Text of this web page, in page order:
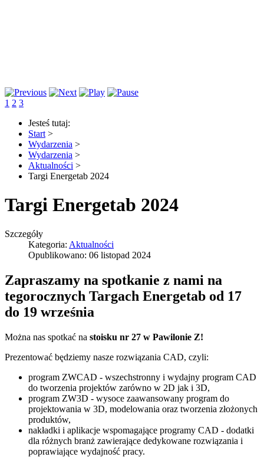
1 2 3
Jesteś tutaj:
Start >
Wydarzenia >
Wydarzenia >
Aktualności >
Targi Energetab 2024
Targi Energetab 2024
Szczegóły
Kategoria: Aktualności
Opublikowano: 06 listopad 2024
Zapraszamy na spotkanie z nami na
tegorocznych Targach Energetab od 17
do 19 września
Można nas spotkać na stoisku nr 27 w Pawilonie Z!
Prezentować będziemy nasze rozwiązania CAD, czyli:
program ZWCAD - wszechstronny i wydajny program CAD
do tworzenia projektów zarówno w 2D jak i 3D,
program ZW3D - wysoce zaawansowany program do
projektowania w 3D, modelowania oraz tworzenia złożonych
produktów,
nakładki i aplikacje wspomagające programy CAD - dodatki
dla różnych branż zawierające dedykowane rozwiązania i
poprawiające wydajność pracy.